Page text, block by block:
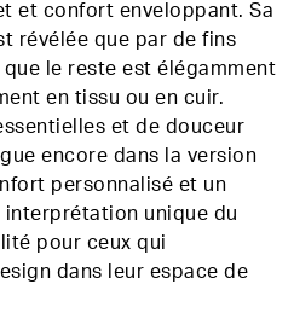
et confort enveloppant. Sa
révélée que par de fins
le reste est élégamment
en tissu ou en cuir.
et de douceur
encore dans la version
personnalisé et un
interprétation unique du
pour ceux qui
dans leur espace de